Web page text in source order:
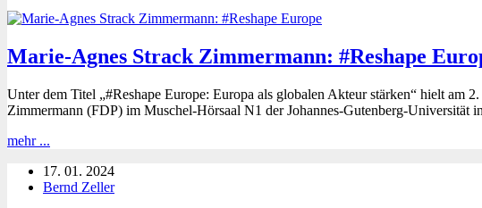
und
gegen
Rechtsextremismus“
Marie-Agnes Strack Zimmermann: #Reshape
Unter dem Titel „#Reshape Europe: Europa als globalen Akteur stärken“ hielt am
Zimmermann (FDP) im Muschel-Hörsaal N1 der Johannes-Gutenberg-Universität
mehr ...
Strack
Zimmermann:
17. 01. 2024
Bernd Zeller